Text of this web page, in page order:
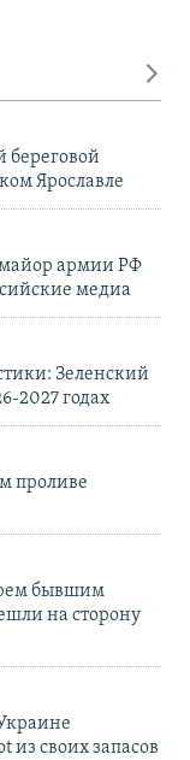
береговой
Ярославле
армии РФ
медиа
Зеленский
2027 годах
проливе
бывшим
на сторону
из своих запасов